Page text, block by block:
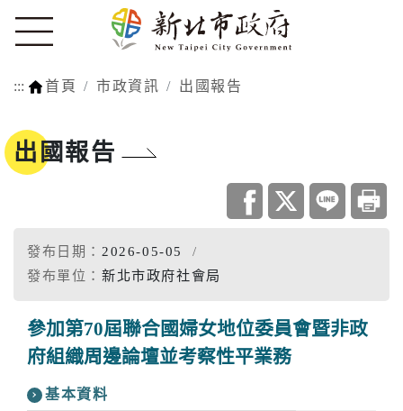
::: 首頁 市政資訊 出國報告
出國報告
發布日期： 2026-05-05
發布單位： 新北市政府社會局
參加第70屆聯合國婦女地位委員會暨非政
府組織周邊論壇並考察性平業務
基本資料